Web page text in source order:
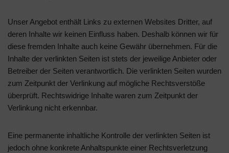
Unser Angebot enthält Links zu externen Websites Dritter, auf
deren Inhalte wir keinen Einfluss haben. Deshalb können wir für
diese fremden Inhalte auch keine Gewähr übernehmen. Für die
Inhalte der verlinkten Seiten ist stets der jeweilige Anbieter oder
Betreiber der Seiten verantwortlich. Die verlinkten Seiten wurden
zum Zeitpunkt der Verlinkung auf mögliche Rechtsverstöße
überprüft. Rechtswidrige Inhalte waren zum Zeitpunkt der
Verlinkung nicht erkennbar.
Eine permanente inhaltliche Kontrolle der verlinkten Seiten ist
jedoch ohne konkrete Anhaltspunkte einer Rechtsverletzung